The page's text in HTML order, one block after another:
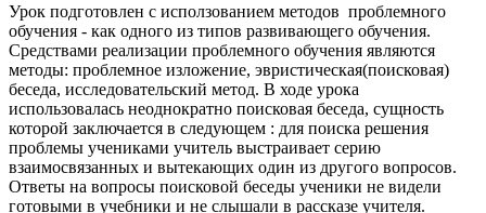
Урок подготовлен с исползованием методов проблемного
обучения - как одного из типов развивающего обучения.
Средствами реализации проблемного обучения являются
методы: проблемное изложение, эвристическая(поисковая)
беседа, исследовательский метод. В ходе урока
использовалась неоднократно поисковая беседа, сущность
которой заключается в следующем : для поиска решения
проблемы учениками учитель выстраивает серию
взаимосвязанных и вытекающих один из другого вопросов.
Ответы на вопросы поисковой беседы ученики не видели
готовыми в учебники и не слышали в рассказе учителя.